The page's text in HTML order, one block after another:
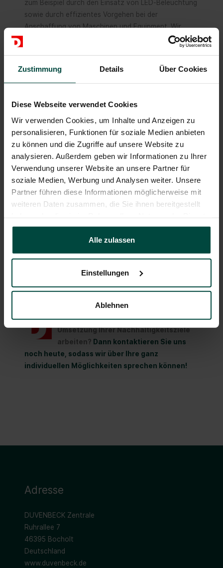
Zustimmung Details Über Cookies
Diese Webseite verwendet Cookies
Wir verwenden Cookies, um Inhalte und Anzeigen zu
personalisieren, Funktionen für soziale Medien anbieten
zu können und die Zugriffe auf unsere Website zu
analysieren. Außerdem geben wir Informationen zu Ihrer
Verwendung unserer Website an unsere Partner für
soziale Medien, Werbung und Analysen weiter. Unsere
Partner führen diese Informationen möglicherweise mit
weiteren Daten zusammen, die Sie ihnen bereitgestellt
gesammelt haben.
Alle zulassen
Einstellungen
Ablehnen
zum Beispiel durch den Einsatz von LED-Beleuchtung
sowie durch effizientes Vorgehen bei der
Anschaffung von Maschinen und Equipment. Wir
planen zudem die Montage und Installation von
Emissionen zu reduziehen und zukünftig großflächig
von sauberer Energie profitieren zu können.
Wir wissen, dass Nachhaltigkeit eine langfristige
Verpflichtung ist und setzen uns deshalb für eine
fortlaufende Verbesserung ein. Wir arbeiten dabei
eng mit unseren Kunden zusammen, um
maßgeschneiderte nachhaltige Lösungen zu
entwickeln und den ökologischen Fußabdruck unserer
Transport- und Logistikdienstleistungen zu
minimieren.
Sie möchten mit uns gemeinsam an der
Umsetzung Ihrer Nachhaltigkeitsziele
arbeiten? Dann kontaktieren Sie uns
noch heute, sodass wir über Ihre ganz
individuellen Möglichkeiten sprechen können!
Adresse
DUVENBECK Zentrale
Ruhrallee 7
46395 Bocholt
Deutschland
www.duvenbeck.de